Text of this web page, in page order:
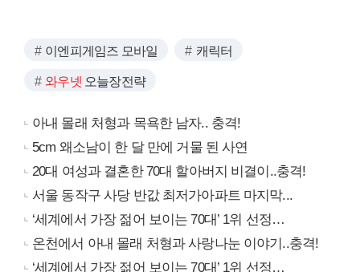
이엔피게임즈 모바일 캐릭터
와우넷 오늘장전략
아내 몰래 처형과 목욕한 남자.. 충격!
5cm 왜소남이 한 달 만에 거물 된 사연
20대 여성과 결혼한 70대 할아버지 비결이..충격!
서울 동작구 사당 반값 최저가아파트 마지막...
‘세계에서 가장 젊어 보이는 70대’ 1위 선정…
온천에서 아내 몰래 처형과 사랑나눈 이야기..충격!
‘세계에서 가장 젊어 보이는 70대’ 1위 선정…